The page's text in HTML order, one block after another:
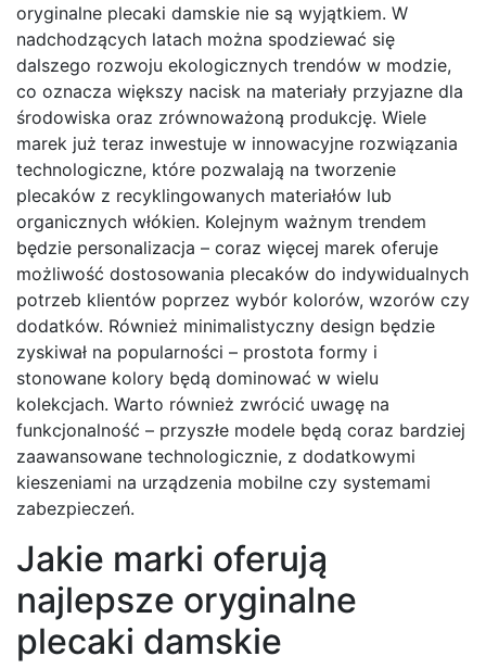
oryginalne plecaki damskie nie są wyjątkiem. W
nadchodzących latach można spodziewać się
dalszego rozwoju ekologicznych trendów w modzie,
co oznacza większy nacisk na materiały przyjazne dla
środowiska oraz zrównoważoną produkcję. Wiele
marek już teraz inwestuje w innowacyjne rozwiązania
technologiczne, które pozwalają na tworzenie
plecaków z recyklingowanych materiałów lub
organicznych włókien. Kolejnym ważnym trendem
będzie personalizacja – coraz więcej marek oferuje
możliwość dostosowania plecaków do indywidualnych
potrzeb klientów poprzez wybór kolorów, wzorów czy
dodatków. Również minimalistyczny design będzie
zyskiwał na popularności – prostota formy i
stonowane kolory będą dominować w wielu
kolekcjach. Warto również zwrócić uwagę na
funkcjonalność – przyszłe modele będą coraz bardziej
zaawansowane technologicznie, z dodatkowymi
kieszeniami na urządzenia mobilne czy systemami
zabezpieczeń.
Jakie marki oferują
najlepsze oryginalne
plecaki damskie